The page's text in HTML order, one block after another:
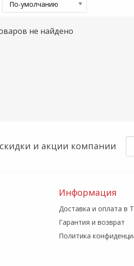
не найдено
и акции компании
Информация
Доставка и оплата в
Гарантия и возврат
Политика